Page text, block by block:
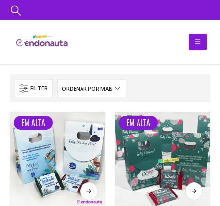
FILTER
EM ALTA EM ALTA